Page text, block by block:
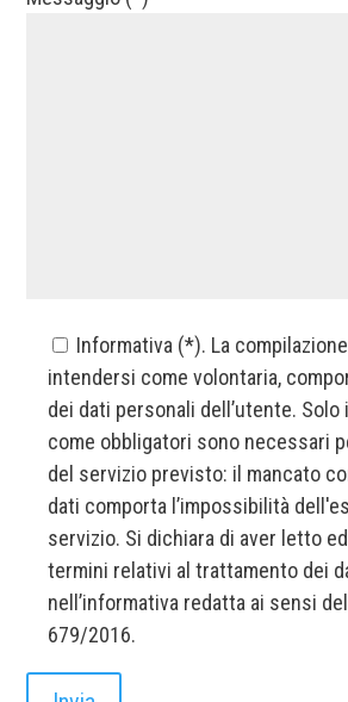
Informativa (*). La
intendersi come volontaria,
dei dati personali dell’utente.
come obbligatori sono necessari
del servizio previsto: il mancato
dati comporta l’impossibilità
servizio. Si dichiara di aver letto
termini relativi al trattamento dei
nell’informativa redatta ai sensi
679/2016.